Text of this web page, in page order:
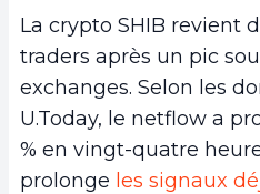
La crypto SHIB revient
traders après un pic
exchanges. Selon les
U.Today, le netflow a
% en vingt-quatre
prolonge les signaux